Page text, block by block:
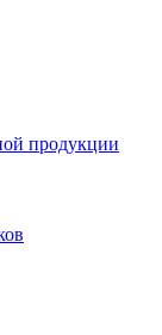
продукции